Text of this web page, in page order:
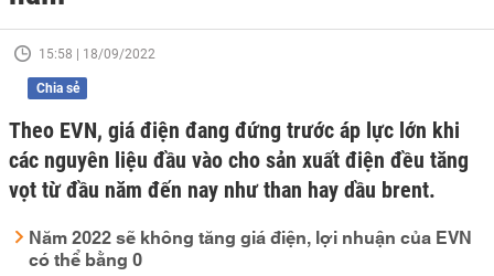
15:58 | 18/09/2022
Chia sẻ
Theo EVN, giá điện đang đứng trước áp lực lớn khi
các nguyên liệu đầu vào cho sản xuất điện đều tăng
vọt từ đầu năm đến nay như than hay dầu brent.
Năm 2022 sẽ không tăng giá điện, lợi nhuận của EVN
có thể bằng 0